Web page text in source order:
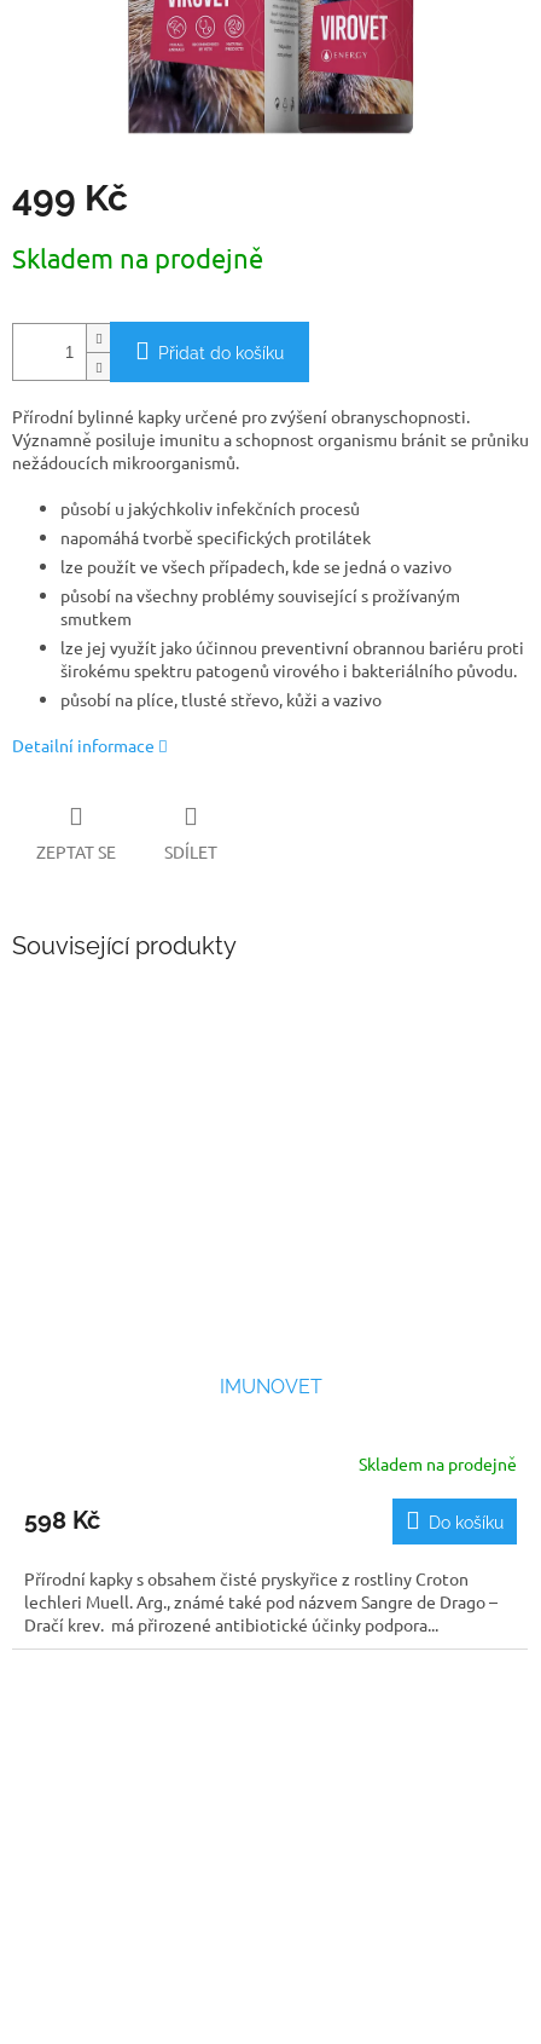
499 Kč
cena:
Skladem na prodejně
Přidat do košíku
Přírodní bylinné kapky určené pro zvýšení obranyschopnosti.
Významně posiluje imunitu a schopnost organismu bránit se průniku
nežádoucích mikroorganismů.
působí u jakýchkoliv infekčních procesů
napomáhá tvorbě specifických protilátek
lze použít ve všech případech, kde se jedná o vazivo
působí na všechny problémy související s prožívaným
smutkem
lze jej využít jako účinnou preventivní obrannou bariéru proti
širokému spektru patogenů virového i bakteriálního původu.
působí na plíce, tlusté střevo, kůži a vazivo
Detailní informace
ZEPTAT SE SDÍLET
Související produkty
IMUNOVET
Skladem na prodejně
598 Kč Do košíku
Přírodní kapky s obsahem čisté pryskyřice z rostliny Croton
lechleri Muell. Arg., známé také pod názvem Sangre de Drago –
Dračí krev. má přirozené antibiotické účinky podpora...